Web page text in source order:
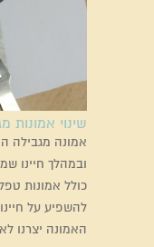
שינוי אמונות
אמונה מגבילה
ובמהלך חיינו
כולל אמונות
להשפיע על
האמונה יצרנו